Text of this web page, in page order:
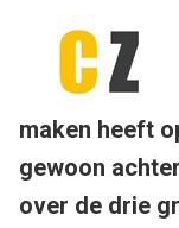
maken heeft
gewoon
over de drie